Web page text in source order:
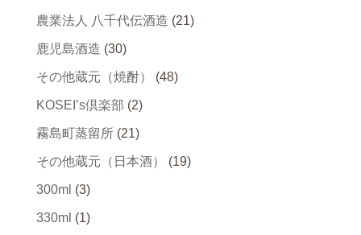
農業法人 八千代伝酒造 (21)
鹿児島酒造 (30)
その他蔵元（焼酎） (48)
KOSEI’s倶楽部 (2)
霧島町蒸留所 (21)
その他蔵元（日本酒） (19)
300ml (3)
330ml (1)